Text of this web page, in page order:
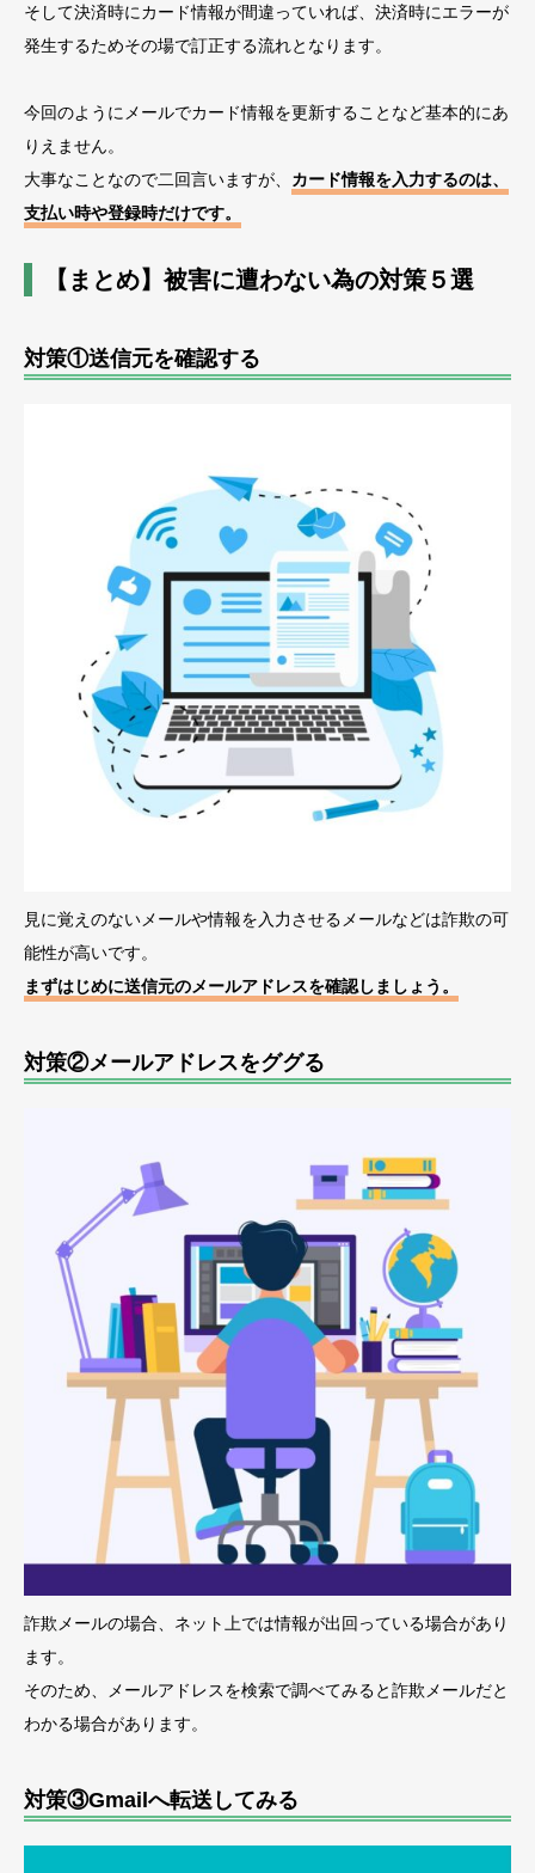
そして決済時にカード情報が間違っていれば、決済時にエラーが
発生するためその場で訂正する流れとなります。
今回のようにメールでカード情報を更新することなど基本的にあ
りえません。
大事なことなので二回言いますが、 カード情報を入力するのは、
支払い時や登録時だけです。
【まとめ】被害に遭わない為の対策５選
対策①送信元を確認する
見に覚えのないメールや情報を入力させるメールなどは詐欺の可
能性が高いです。
まずはじめに送信元のメールアドレスを確認しましょう。
対策②メールアドレスをググる
詐欺メールの場合、ネット上では情報が出回っている場合があり
ます。
そのため、メールアドレスを検索で調べてみると詐欺メールだと
わかる場合があります。
対策③Gmailへ転送してみる